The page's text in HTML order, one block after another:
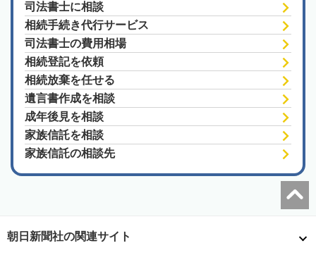
司法書士に相談
相続手続き代行サービス
司法書士の費用相場
相続登記を依頼
相続放棄を任せる
遺言書作成を相談
成年後見を相談
家族信託を相談
家族信託の相談先
朝日新聞社の関連サイト